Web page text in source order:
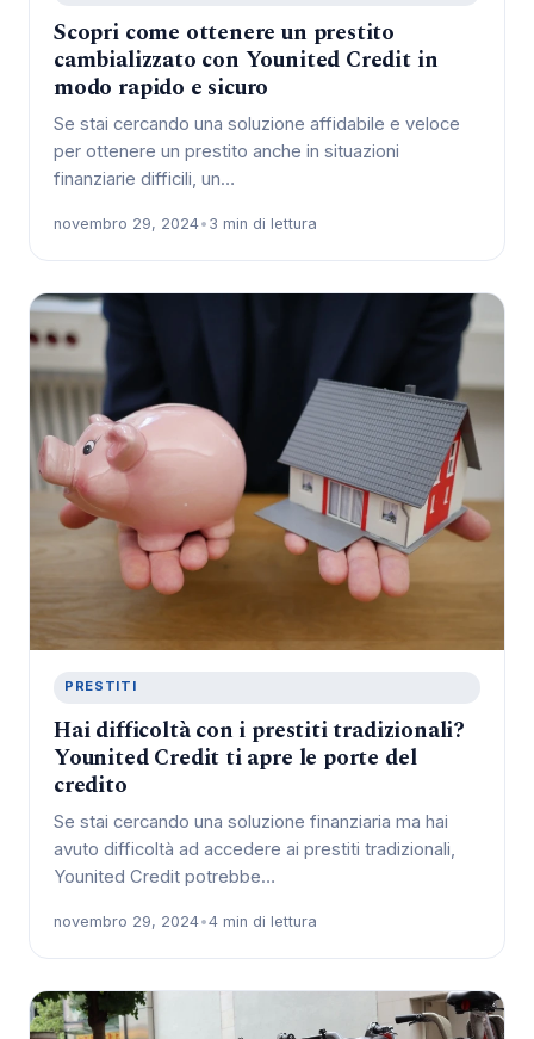
Scopri come ottenere un prestito
cambializzato con Younited Credit in
modo rapido e sicuro
Se stai cercando una soluzione affidabile e veloce
per ottenere un prestito anche in situazioni
finanziarie difficili, un…
novembro 29, 2024• 3 min di lettura
PRESTITI
Hai difficoltà con i prestiti tradizionali?
Younited Credit ti apre le porte del
credito
Se stai cercando una soluzione finanziaria ma hai
avuto difficoltà ad accedere ai prestiti tradizionali,
Younited Credit potrebbe…
novembro 29, 2024•4 min di lettura